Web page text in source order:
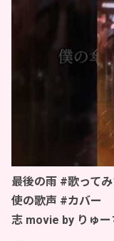
最後の雨 #歌って
使の歌声 #カバー
志 movie by りゅー